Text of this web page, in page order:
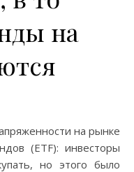
на
на рынке
(ETF): инвесторы
но этого было